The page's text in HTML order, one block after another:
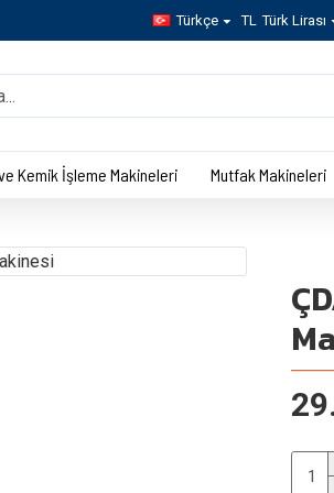
Türkçe TL Türk Lirası
Kemik İşleme Makineleri Mutfak Makineleri